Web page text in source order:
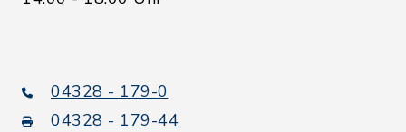
04328 - 179-0
04328 - 179-44